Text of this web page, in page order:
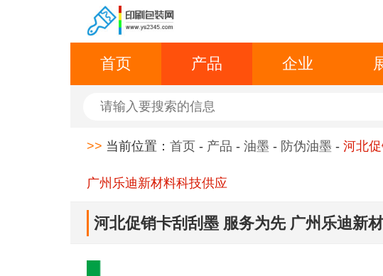
首页 产品 企业
>> 当前位置： 首页 - 产品 - 油墨 - 防伪油墨 - 河北
广州乐迪新材料科技供应
河北促销卡刮刮墨 服务为先 广州乐迪新